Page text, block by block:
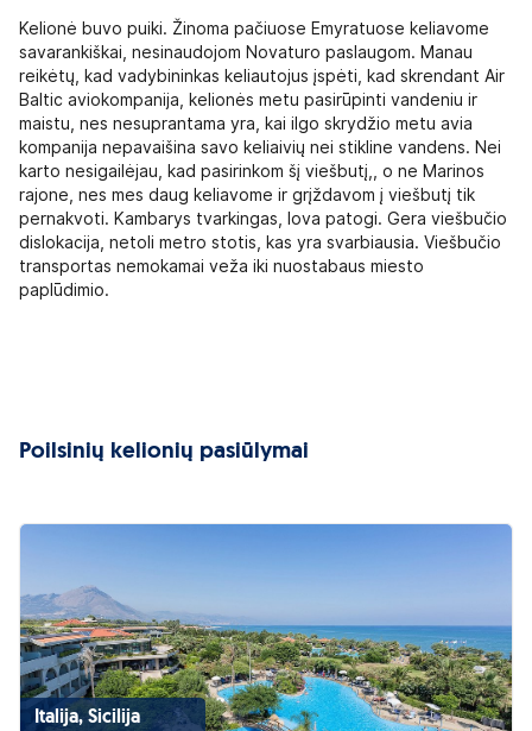
Kelionė buvo puiki. Žinoma pačiuose Emyratuose keliavome
savarankiškai, nesinaudojom Novaturo paslaugom. Manau
reikėtų, kad vadybininkas keliautojus įspėti, kad skrendant Air
Baltic aviokompanija, kelionės metu pasirūpinti vandeniu ir
maistu, nes nesuprantama yra, kai ilgo skrydžio metu avia
kompanija nepavaišina savo keliaivių nei stikline vandens. Nei
karto nesigailėjau, kad pasirinkom šį viešbutį,, o ne Marinos
rajone, nes mes daug keliavome ir grįždavom į viešbutį tik
pernakvoti. Kambarys tvarkingas, lova patogi. Gera viešbučio
dislokacija, netoli metro stotis, kas yra svarbiausia. Viešbučio
transportas nemokamai veža iki nuostabaus miesto
paplūdimio.
Poilsinių kelionių pasiūlymai
Italija, Sicilija